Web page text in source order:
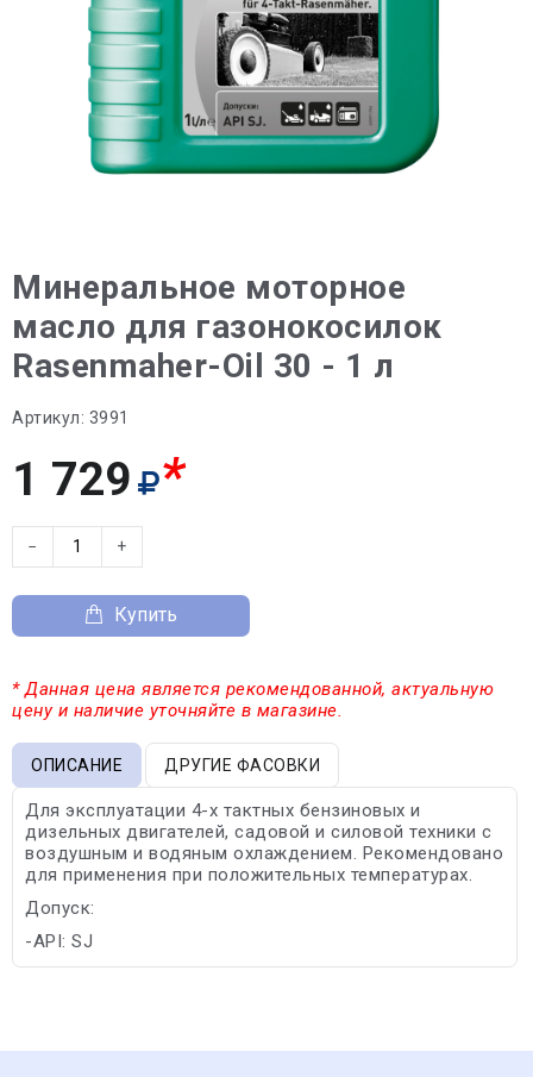
Минеральное моторное
масло для газонокосилок
Rasenmaher-Oil 30 - 1 л
Артикул: 3991
1 729 *
− +
Купить
* Данная цена является рекомендованной, актуальную
цену и наличие уточняйте в магазине.
ОПИСАНИЕ ДРУГИЕ ФАСОВКИ
Для эксплуатации 4-х тактных бензиновых и
дизельных двигателей, садовой и силовой техники с
воздушным и водяным охлаждением. Рекомендовано
для применения при положительных температурах.
Допуск:
-API: SJ